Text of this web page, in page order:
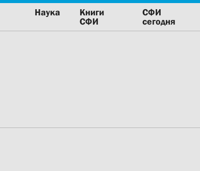
Наука
Книги
СФИ
СФИ
сегодня